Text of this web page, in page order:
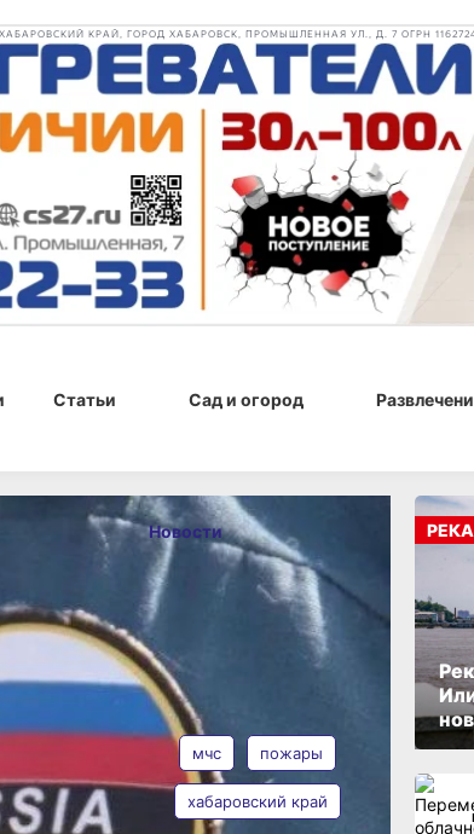
КРАЙ, ГОРОД ХАБАРОВСК, ПРОМЫШЛЕННАЯ УЛ., Д. 7 ОГРН
Статьи Сад и огород
Новости
ОПУБЛИКОВАНО
13 мая 2026 г., 11:29
мчс пожары
хабаровский край